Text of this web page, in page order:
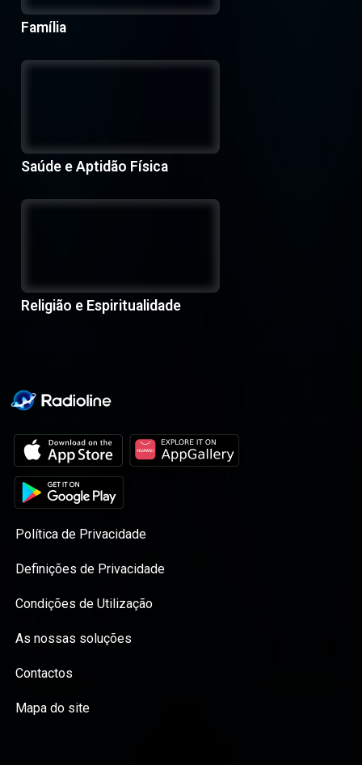
Família
Saúde e Aptidão Física
Religião e Espiritualidade
Política de Privacidade
Definições de Privacidade
Condições de Utilização
As nossas soluções
Contactos
Mapa do site